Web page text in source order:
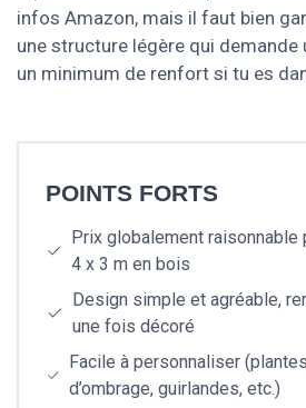
infos Amazon, mais il faut bien
une structure légère qui demande
un minimum de renfort si tu es
POINTS FORTS
Prix globalement raisonnable
4 x 3 m en bois
Design simple et agréable,
une fois décoré
Facile à personnaliser
d’ombrage, guirlandes, etc.)